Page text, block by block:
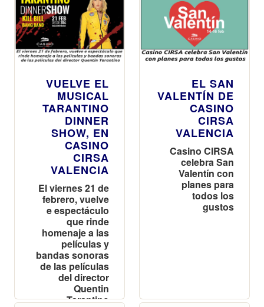
VUELVE EL
MUSICAL
TARANTINO
DINNER
SHOW, EN
CASINO
CIRSA
VALENCIA
El viernes 21 de
febrero, vuelve
e espectáculo
que rinde
homenaje a las
películas y
bandas sonoras
de las películas
del director
Quentin
Tarantino
EL SAN
VALENTÍN DE
CASINO
CIRSA
VALENCIA
Casino CIRSA
celebra San
Valentín con
planes para
todos los
gustos